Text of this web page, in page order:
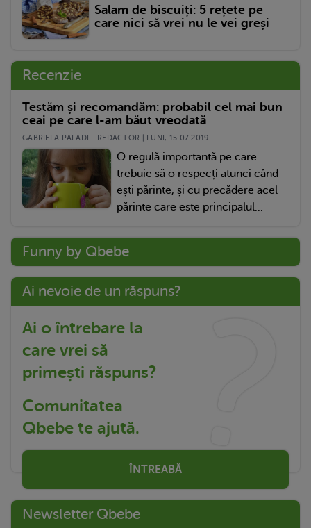
Salam de biscuiți: 5 rețete pe
care nici să vrei nu le vei greși
Recenzie
Testăm și recomandăm: probabil cel mai bun
ceai pe care l-am băut vreodată
GABRIELA PALADI - REDACTOR | LUNI, 15.07.2019
O regulă importantă pe care
trebuie să o respecți atunci când
ești părinte, și cu precădere acel
părinte care este principalul...
Funny by Qbebe
Ai nevoie de un răspuns?
Ai o întrebare la
care vrei să
primești răspuns?
Comunitatea
Qbebe te ajută.
ÎNTREABĂ
Newsletter Qbebe